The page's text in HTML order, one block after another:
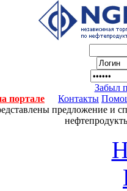
Забыл
портале
Контакты
предложение и